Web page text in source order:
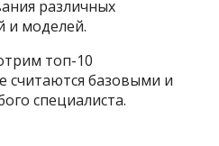
различных
и моделей.
топ-10
считаются базовыми и
специалиста.